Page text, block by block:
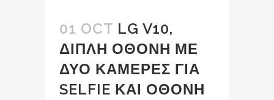
01 OCT LG V10,
ΔΙΠΛΗ ΟΘΟΝΗ ΜΕ
ΔΥΟ ΚΑΜΕΡΕΣ ΓΙΑ
SELFIE ΚΑΙ ΟΘΟΝΗ